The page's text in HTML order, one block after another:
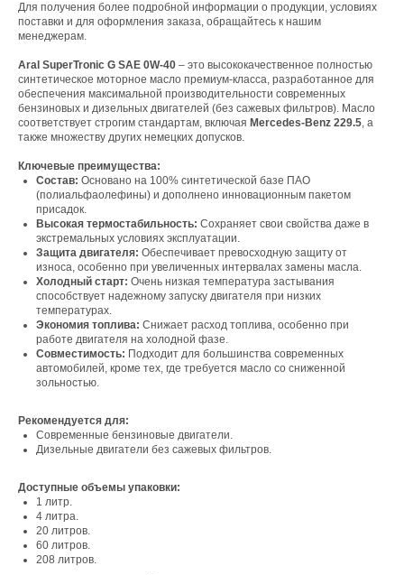
Для получения более подробной информации о продукции, условиях
поставки и для оформления заказа, обращайтесь к нашим
менеджерам.
Aral SuperTronic G SAE 0W-40 – это высококачественное полностью
синтетическое моторное масло премиум-класса, разработанное для
обеспечения максимальной производительности современных
бензиновых и дизельных двигателей (без сажевых фильтров). Масло
соответствует строгим стандартам, включая Mercedes-Benz 229.5, а
также множеству других немецких допусков.
Ключевые преимущества:
Состав: Основано на 100% синтетической базе ПАО
(полиальфаолефины) и дополнено инновационным пакетом
присадок.
Высокая термостабильность: Сохраняет свои свойства даже в
экстремальных условиях эксплуатации.
Защита двигателя: Обеспечивает превосходную защиту от
износа, особенно при увеличенных интервалах замены масла.
Холодный старт: Очень низкая температура застывания
способствует надежному запуску двигателя при низких
температурах.
Экономия топлива: Снижает расход топлива, особенно при
работе двигателя на холодной фазе.
Совместимость: Подходит для большинства современных
автомобилей, кроме тех, где требуется масло со сниженной
зольностью.
Рекомендуется для:
Современные бензиновые двигатели.
Дизельные двигатели без сажевых фильтров.
Доступные объемы упаковки:
1 литр.
4 литра.
20 литров.
60 литров.
208 литров.
Свяжитесь с нами
г. Москва, вн. тер. г. муниципальный округ
Ломоносовский, ул. Академика Пилюгина, д.
12, к. 1, помещ. 3/1